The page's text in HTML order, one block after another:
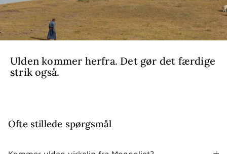
Ulden kommer herfra. Det gør det færdige
strik også.
Ofte stillede spørgsmål